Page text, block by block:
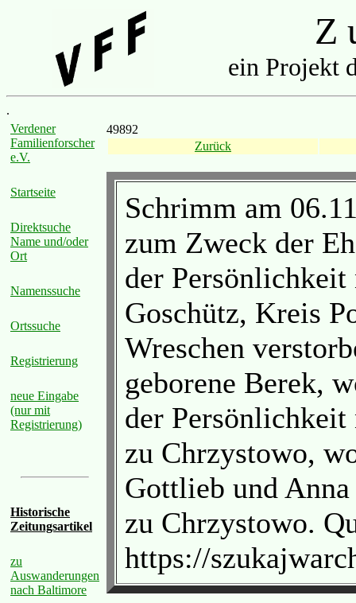
Z
ein Projekt
.
Verdener
Familienforscher
e.V.
Startseite
Direktsuche
Name und/oder
Ort
Namenssuche
Ortssuche
Registrierung
neue Eingabe
(nur mit
Registrierung)
Historische
Zeitungsartikel
zu
Auswanderungen
nach Baltimore
49892
Zurück
Schrimm am
zum Zweck der
der
Goschütz, Kreis
Wreschen
geborene Berek,
der Persönlichkeit
zu Chrzystowo,
Gottlieb und Anna
zu Chrzystowo.
https://